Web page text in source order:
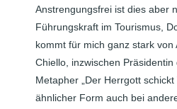
Anstrengungsfrei ist dies aber
Führungskraft im Tourismus,
kommt für mich ganz stark von
Chiello, inzwischen
Metapher „Der Herrgott
ähnlicher Form auch bei